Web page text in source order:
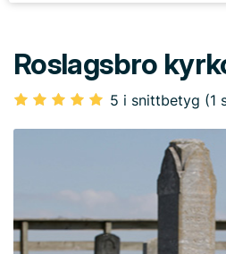
Roslagsbro
5 i snittbetyg (1